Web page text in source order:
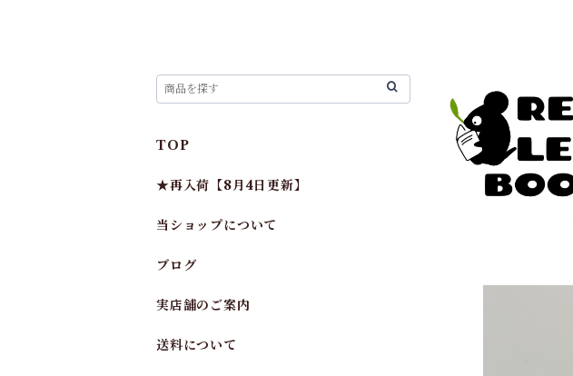
TOP
★再入荷【8月4日更新】
当ショップについて
ブログ
実店舗のご案内
送料について